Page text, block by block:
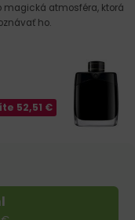
magická atmosféra, ktorá
ho.
52,51 €